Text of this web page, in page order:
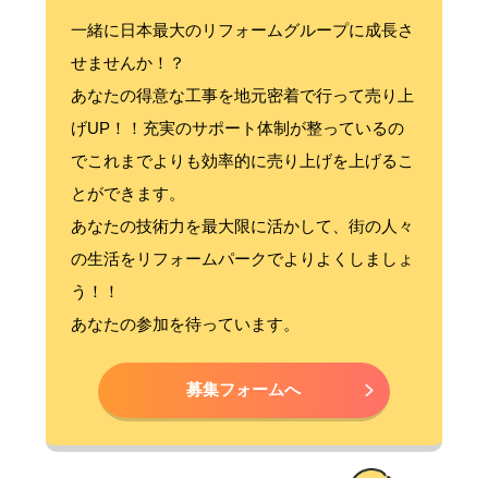
一緒に日本最大のリフォームグループに成長さ
せませんか！？
あなたの得意な工事を地元密着で行って売り上
げUP！！充実のサポート体制が整っているの
でこれまでよりも効率的に売り上げを上げるこ
とができます。
あなたの技術力を最大限に活かして、街の人々
の生活をリフォームパークでよりよくしましょ
う！！
あなたの参加を待っています。
募集フォームへ